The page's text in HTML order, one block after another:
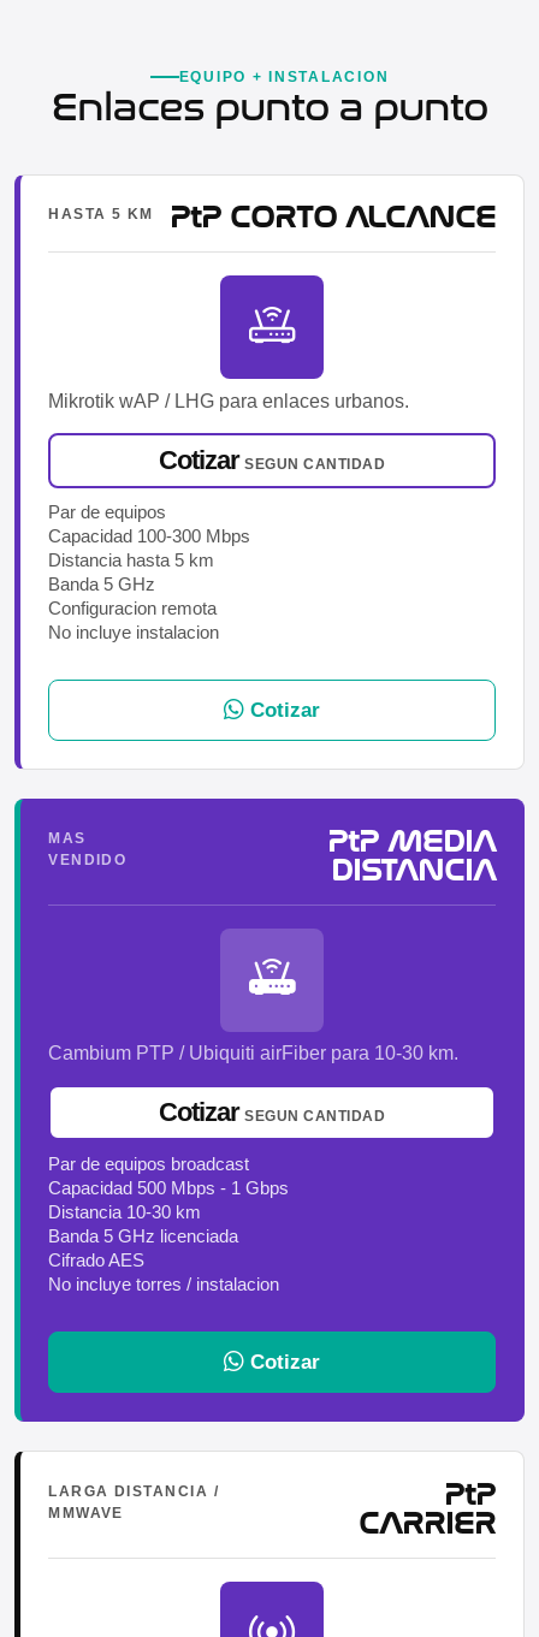
EQUIPO + INSTALACION
Enlaces punto a punto
HASTA 5 KM PtP CORTO ALCANCE
Mikrotik wAP / LHG para enlaces urbanos.
Cotizar SEGUN CANTIDAD
Par de equipos
Capacidad 100-300 Mbps
Distancia hasta 5 km
Banda 5 GHz
Configuracion remota
No incluye instalacion
Cotizar
MAS
VENDIDO
PtP MEDIA
DISTANCIA
Cambium PTP / Ubiquiti airFiber para 10-30 km.
Cotizar SEGUN CANTIDAD
Par de equipos broadcast
Capacidad 500 Mbps - 1 Gbps
Distancia 10-30 km
Banda 5 GHz licenciada
Cifrado AES
No incluye torres / instalacion
Cotizar
LARGA DISTANCIA /
MMWAVE
PtP
CARRIER